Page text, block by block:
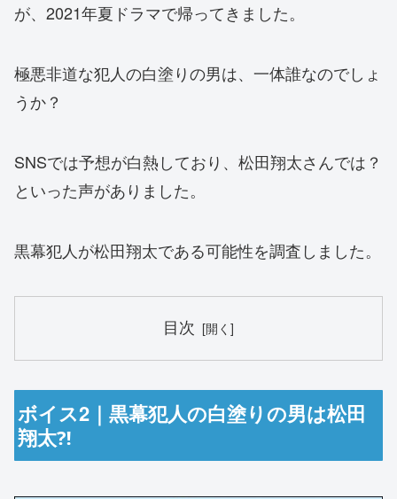
が、2021年夏ドラマで帰ってきました。
極悪非道な犯人の白塗りの男は、一体誰なのでしょ
うか？
SNSでは予想が白熱しており、松田翔太さんでは？
といった声がありました。
黒幕犯人が松田翔太である可能性を調査しました。
目次
ボイス2｜黒幕犯人の白塗りの男は松田
翔太⁈